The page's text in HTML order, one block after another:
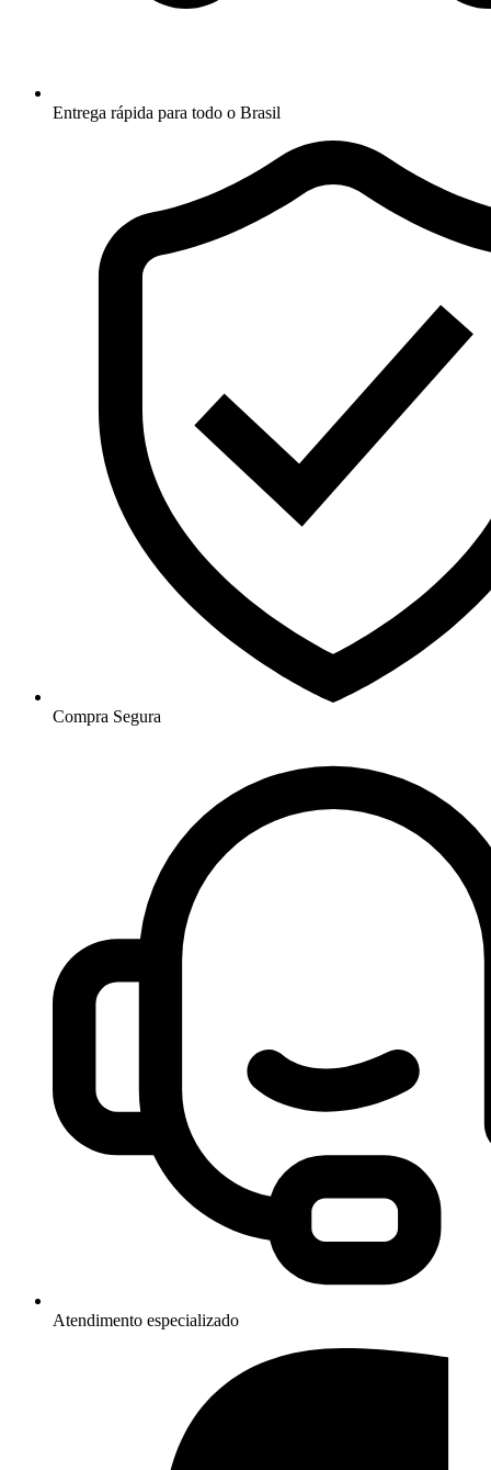
Entrega rápida para todo o Brasil
Compra Segura
Atendimento especializado